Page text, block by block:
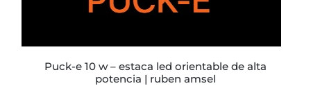
puck-e 10 w – estaca led orientable de alta
potencia | ruben amsel